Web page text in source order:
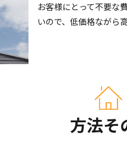
お客様にとって不要な
いので、低価格ながら
方法そ